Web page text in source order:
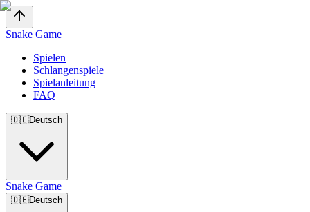
Snake Game
Spielen
Schlangenspiele
Spielanleitung
FAQ
🇩🇪Deutsch
Snake Game
🇩🇪Deutsch